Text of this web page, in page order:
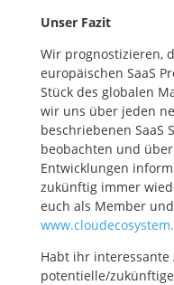
Unser Fazit
Wir prognostizieren,
europäischen SaaS
Stück des globalen
wir uns über jeden
beschriebenen SaaS
beobachten und
Entwicklungen
zukünftig immer
euch als Member
Habt ihr
potentielle/